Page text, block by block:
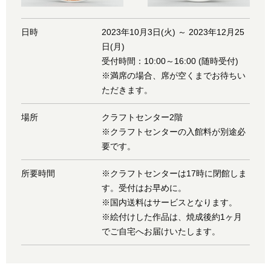
日時
2023年10月3日(火) ～ 2023年12月25
日(月)
受付時間：10:00～16:00 (随時受付)
※満席の場合、席が空くまでお待ちい
ただきます。
場所
クラフトセンター2階
※クラフトセンターの入館料が別途必
要です。
所要時間
※クラフトセンターは17時に閉館しま
す。受付はお早めに。
※国内送料はサービスとなります。
※絵付けした作品は、焼成後約1ヶ月
でご自宅へお届けいたします。